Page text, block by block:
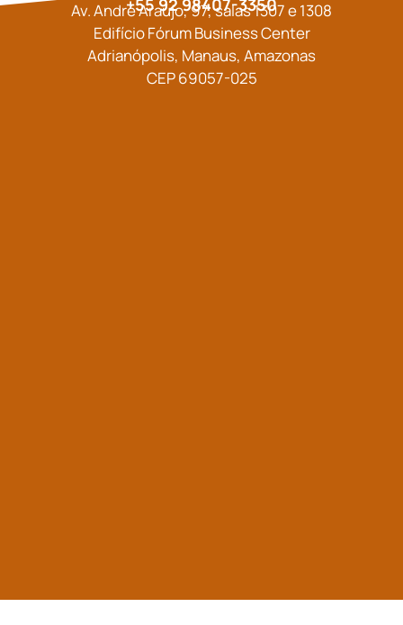
+55 92 98407-3350
Av. André Araújo, 97, salas 1307 e 1308
Edifício Fórum Business Center
Adrianópolis, Manaus, Amazonas
CEP 69057-025